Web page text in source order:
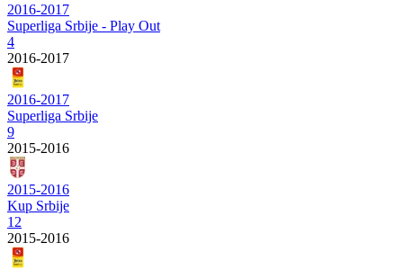
2016-2017
Superliga Srbije - Play Out
4
2016-2017
2016-2017
Superliga Srbije
9
2015-2016
2015-2016
Kup Srbije
12
2015-2016